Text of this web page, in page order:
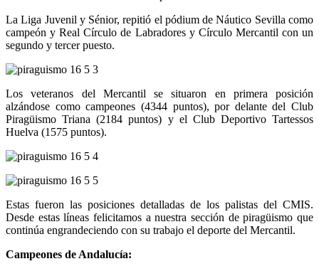
La Liga Juvenil y Sénior, repitió el pódium de Náutico Sevilla como
campeón y Real Círculo de Labradores y Círculo Mercantil con un
segundo y tercer puesto.
Los veteranos del Mercantil se situaron en primera posición
alzándose como campeones (4344 puntos), por delante del Club
Piragüismo Triana (2184 puntos) y el Club Deportivo Tartessos
Huelva (1575 puntos).
Estas fueron las posiciones detalladas de los palistas del CMIS.
Desde estas líneas felicitamos a nuestra sección de piragüismo que
continúa engrandeciendo con su trabajo el deporte del Mercantil.
Campeones de Andalucía: